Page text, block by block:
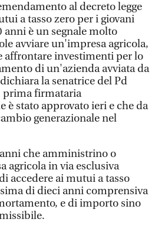
al decreto legge
a tasso zero per i giovani
è un segnale molto
avviare un'impresa agricola,
affrontare investimenti per lo
di un'azienda avviata da
la senatrice del Pd
prima firmataria
è stato approvato ieri e che da
generazionale nel
che amministrino o
agricola in via esclusiva
accedere ai mutui a tasso
di dieci anni comprensiva
e di importo sino